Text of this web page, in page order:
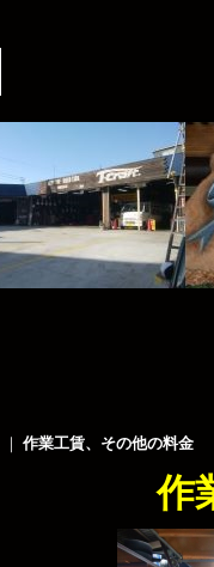
｜ 作業工賃、その他の料金
作